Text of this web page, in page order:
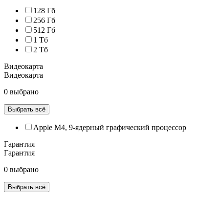
128 Гб
256 Гб
512 Гб
1 Тб
2 Тб
Видеокарта
Видеокарта
0 выбрано
Выбрать всё
Apple M4, 9‑ядерный графический процессор
Гарантия
Гарантия
0 выбрано
Выбрать всё